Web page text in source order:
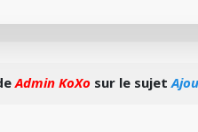
Admin KoXo sur le sujet